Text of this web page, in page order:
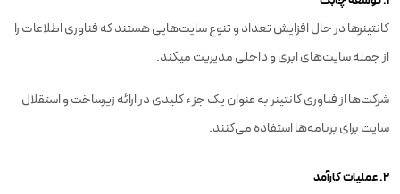
کانتینرها در حال افزایش تعداد و تنوع سایت‌هایی هستند که فناوری اطلاعات را
از جمله سایت‌های ابری و داخلی مدیریت میکند.
شرکت‌ها از فناوری کانتینر به عنوان یک جزء کلیدی در ارائه زیرساخت و استقلال
سایت برای برنامه‌ها استفاده می‌کنند.
۲. عملیات کارآمد